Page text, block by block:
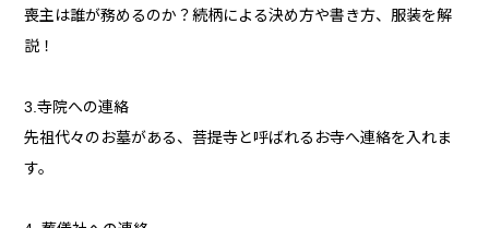
喪主は誰が務めるのか？続柄による決め方や書き方、服装を解
説！
3.寺院への連絡
先祖代々のお墓がある、菩提寺と呼ばれるお寺へ連絡を入れま
す。